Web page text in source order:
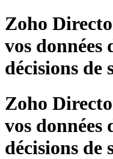
Zoho
vos données
décisions de
Zoho
vos données
décisions de